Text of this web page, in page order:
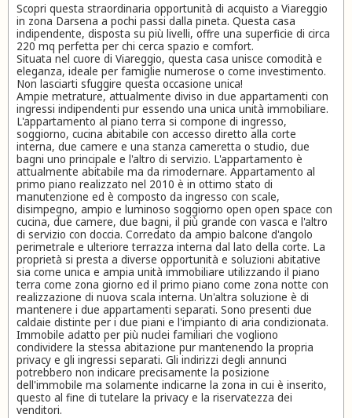
Scopri questa straordinaria opportunità di acquisto a Viareggio
in zona Darsena a pochi passi dalla pineta. Questa casa
indipendente, disposta su più livelli, offre una superficie di circa
220 mq perfetta per chi cerca spazio e comfort.
Situata nel cuore di Viareggio, questa casa unisce comodità e
eleganza, ideale per famiglie numerose o come investimento.
Non lasciarti sfuggire questa occasione unica!
Ampie metrature, attualmente diviso in due appartamenti con
ingressi indipendenti pur essendo una unica unità immobiliare.
L'appartamento al piano terra si compone di ingresso,
soggiorno, cucina abitabile con accesso diretto alla corte
interna, due camere e una stanza cameretta o studio, due
bagni uno principale e l'altro di servizio. L'appartamento è
attualmente abitabile ma da rimodernare. Appartamento al
primo piano realizzato nel 2010 è in ottimo stato di
manutenzione ed è composto da ingresso con scale,
disimpegno, ampio e luminoso soggiorno open open space con
cucina, due camere, due bagni, il più grande con vasca e l'altro
di servizio con doccia. Corredato da ampio balcone d'angolo
perimetrale e ulteriore terrazza interna dal lato della corte. La
proprietà si presta a diverse opportunità e soluzioni abitative
sia come unica e ampia unità immobiliare utilizzando il piano
terra come zona giorno ed il primo piano come zona notte con
realizzazione di nuova scala interna. Un'altra soluzione è di
mantenere i due appartamenti separati. Sono presenti due
caldaie distinte per i due piani e l'impianto di aria condizionata.
Immobile adatto per più nuclei familiari che vogliono
condividere la stessa abitazione pur mantenendo la propria
privacy e gli ingressi separati. Gli indirizzi degli annunci
potrebbero non indicare precisamente la posizione
dell'immobile ma solamente indicarne la zona in cui è inserito,
questo al fine di tutelare la privacy e la riservatezza dei
venditori.